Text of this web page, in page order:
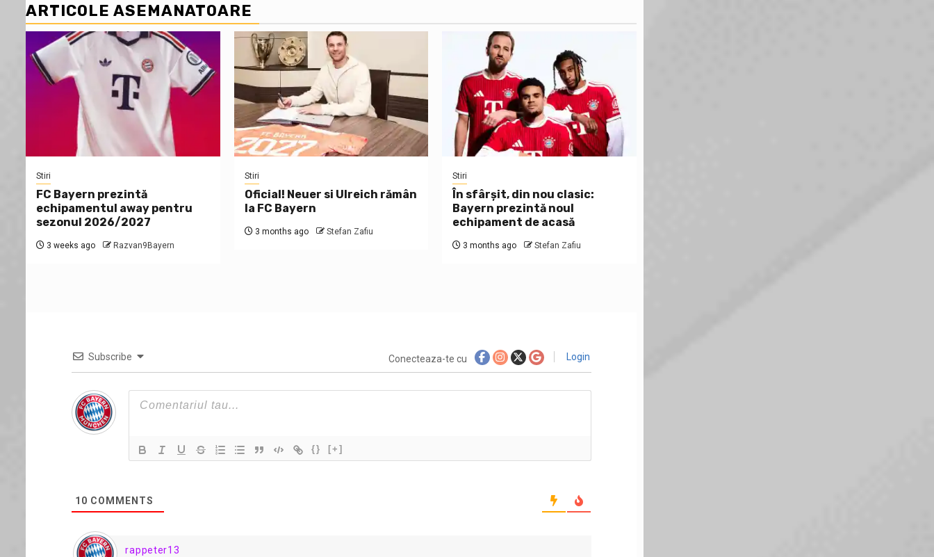
ARTICOLE ASEMANATOARE
Stiri
FC Bayern prezintă
echipamentul away pentru
sezonul 2026/2027
3 weeks ago Razvan9Bayern
Stiri
Oficial! Neuer si Ulreich rămân
la FC Bayern
3 months ago Stefan Zafiu
Stiri
În sfârșit, din nou clasic:
Bayern prezintă noul
echipament de acasă
3 months ago Stefan Zafiu
Subscribe Conecteaza-te cu Login
{} [+]
10 COMMENTS
rappeter13